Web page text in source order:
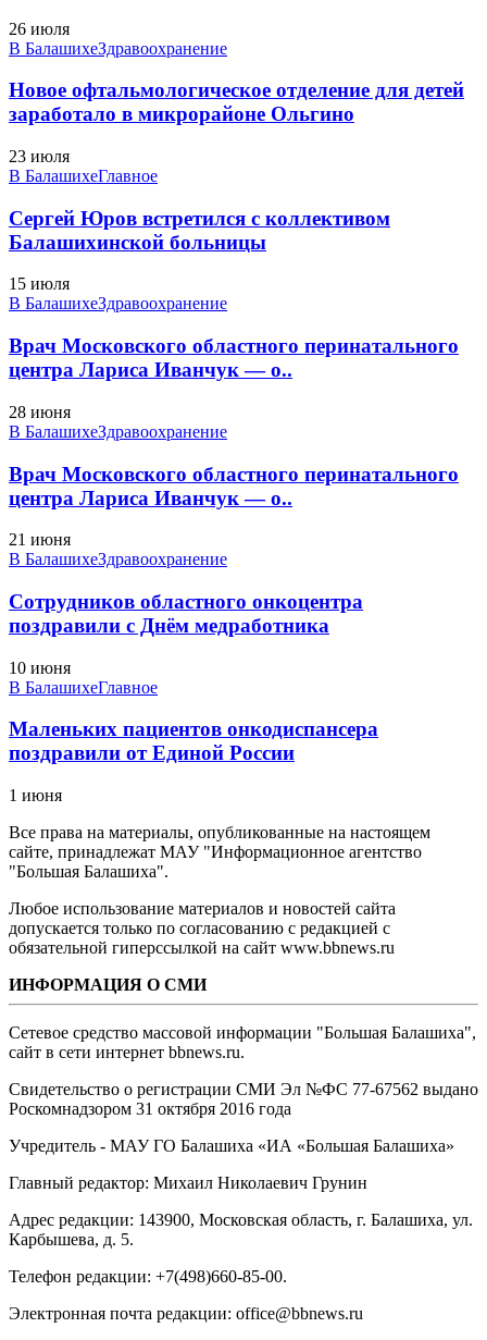
26 июля
В БалашихеЗдравоохранение
Новое офтальмологическое отделение для детей
заработало в микрорайоне Ольгино
23 июля
В БалашихеГлавное
Сергей Юров встретился с коллективом
Балашихинской больницы
15 июля
В БалашихеЗдравоохранение
Врач Московского областного перинатального
центра Лариса Иванчук — о..
28 июня
В БалашихеЗдравоохранение
Врач Московского областного перинатального
центра Лариса Иванчук — о..
21 июня
В БалашихеЗдравоохранение
Сотрудников областного онкоцентра
поздравили с Днём медработника
10 июня
В БалашихеГлавное
Маленьких пациентов онкодиспансера
поздравили от Единой России
1 июня
Все права на материалы, опубликованные на настоящем
сайте, принадлежат МАУ "Информационное агентство
"Большая Балашиха".
Любое использование материалов и новостей сайта
допускается только по согласованию с редакцией с
обязательной гиперссылкой на сайт www.bbnews.ru
ИНФОРМАЦИЯ О СМИ
Сетевое средство массовой информации "Большая Балашиха",
сайт в сети интернет bbnews.ru.
Свидетельство о регистрации СМИ Эл №ФС ‎77-67562 выдано
Роскомнадзором 31 октября 2016 года
Учредитель - МАУ ГО Балашиха «ИА «Большая Балашиха»
Главный редактор: Михаил Николаевич Грунин
Адрес редакции: 143900, Московская область, г. Балашиха, ул.
Карбышева, д. 5.
Телефон редакции: +7(498)660-85-00.
Электронная почта редакции: office@bbnews.ru